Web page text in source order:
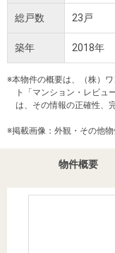
中古
マン
ショ
ンを
探す
無
料
査
定
売却
店舗のご
案内（首
都圏）
ごあいさ
つ
経営ビジ
ョン
新卒採用
情報
採用情報
法人のお客さま
提携企業にお勤め
物件概要
総戸数 23戸
築年 2018年
※本物件の概要は、（株）
ト「マンション・レビュ
は、その情報の正確性、
※掲載画像：外観・その他